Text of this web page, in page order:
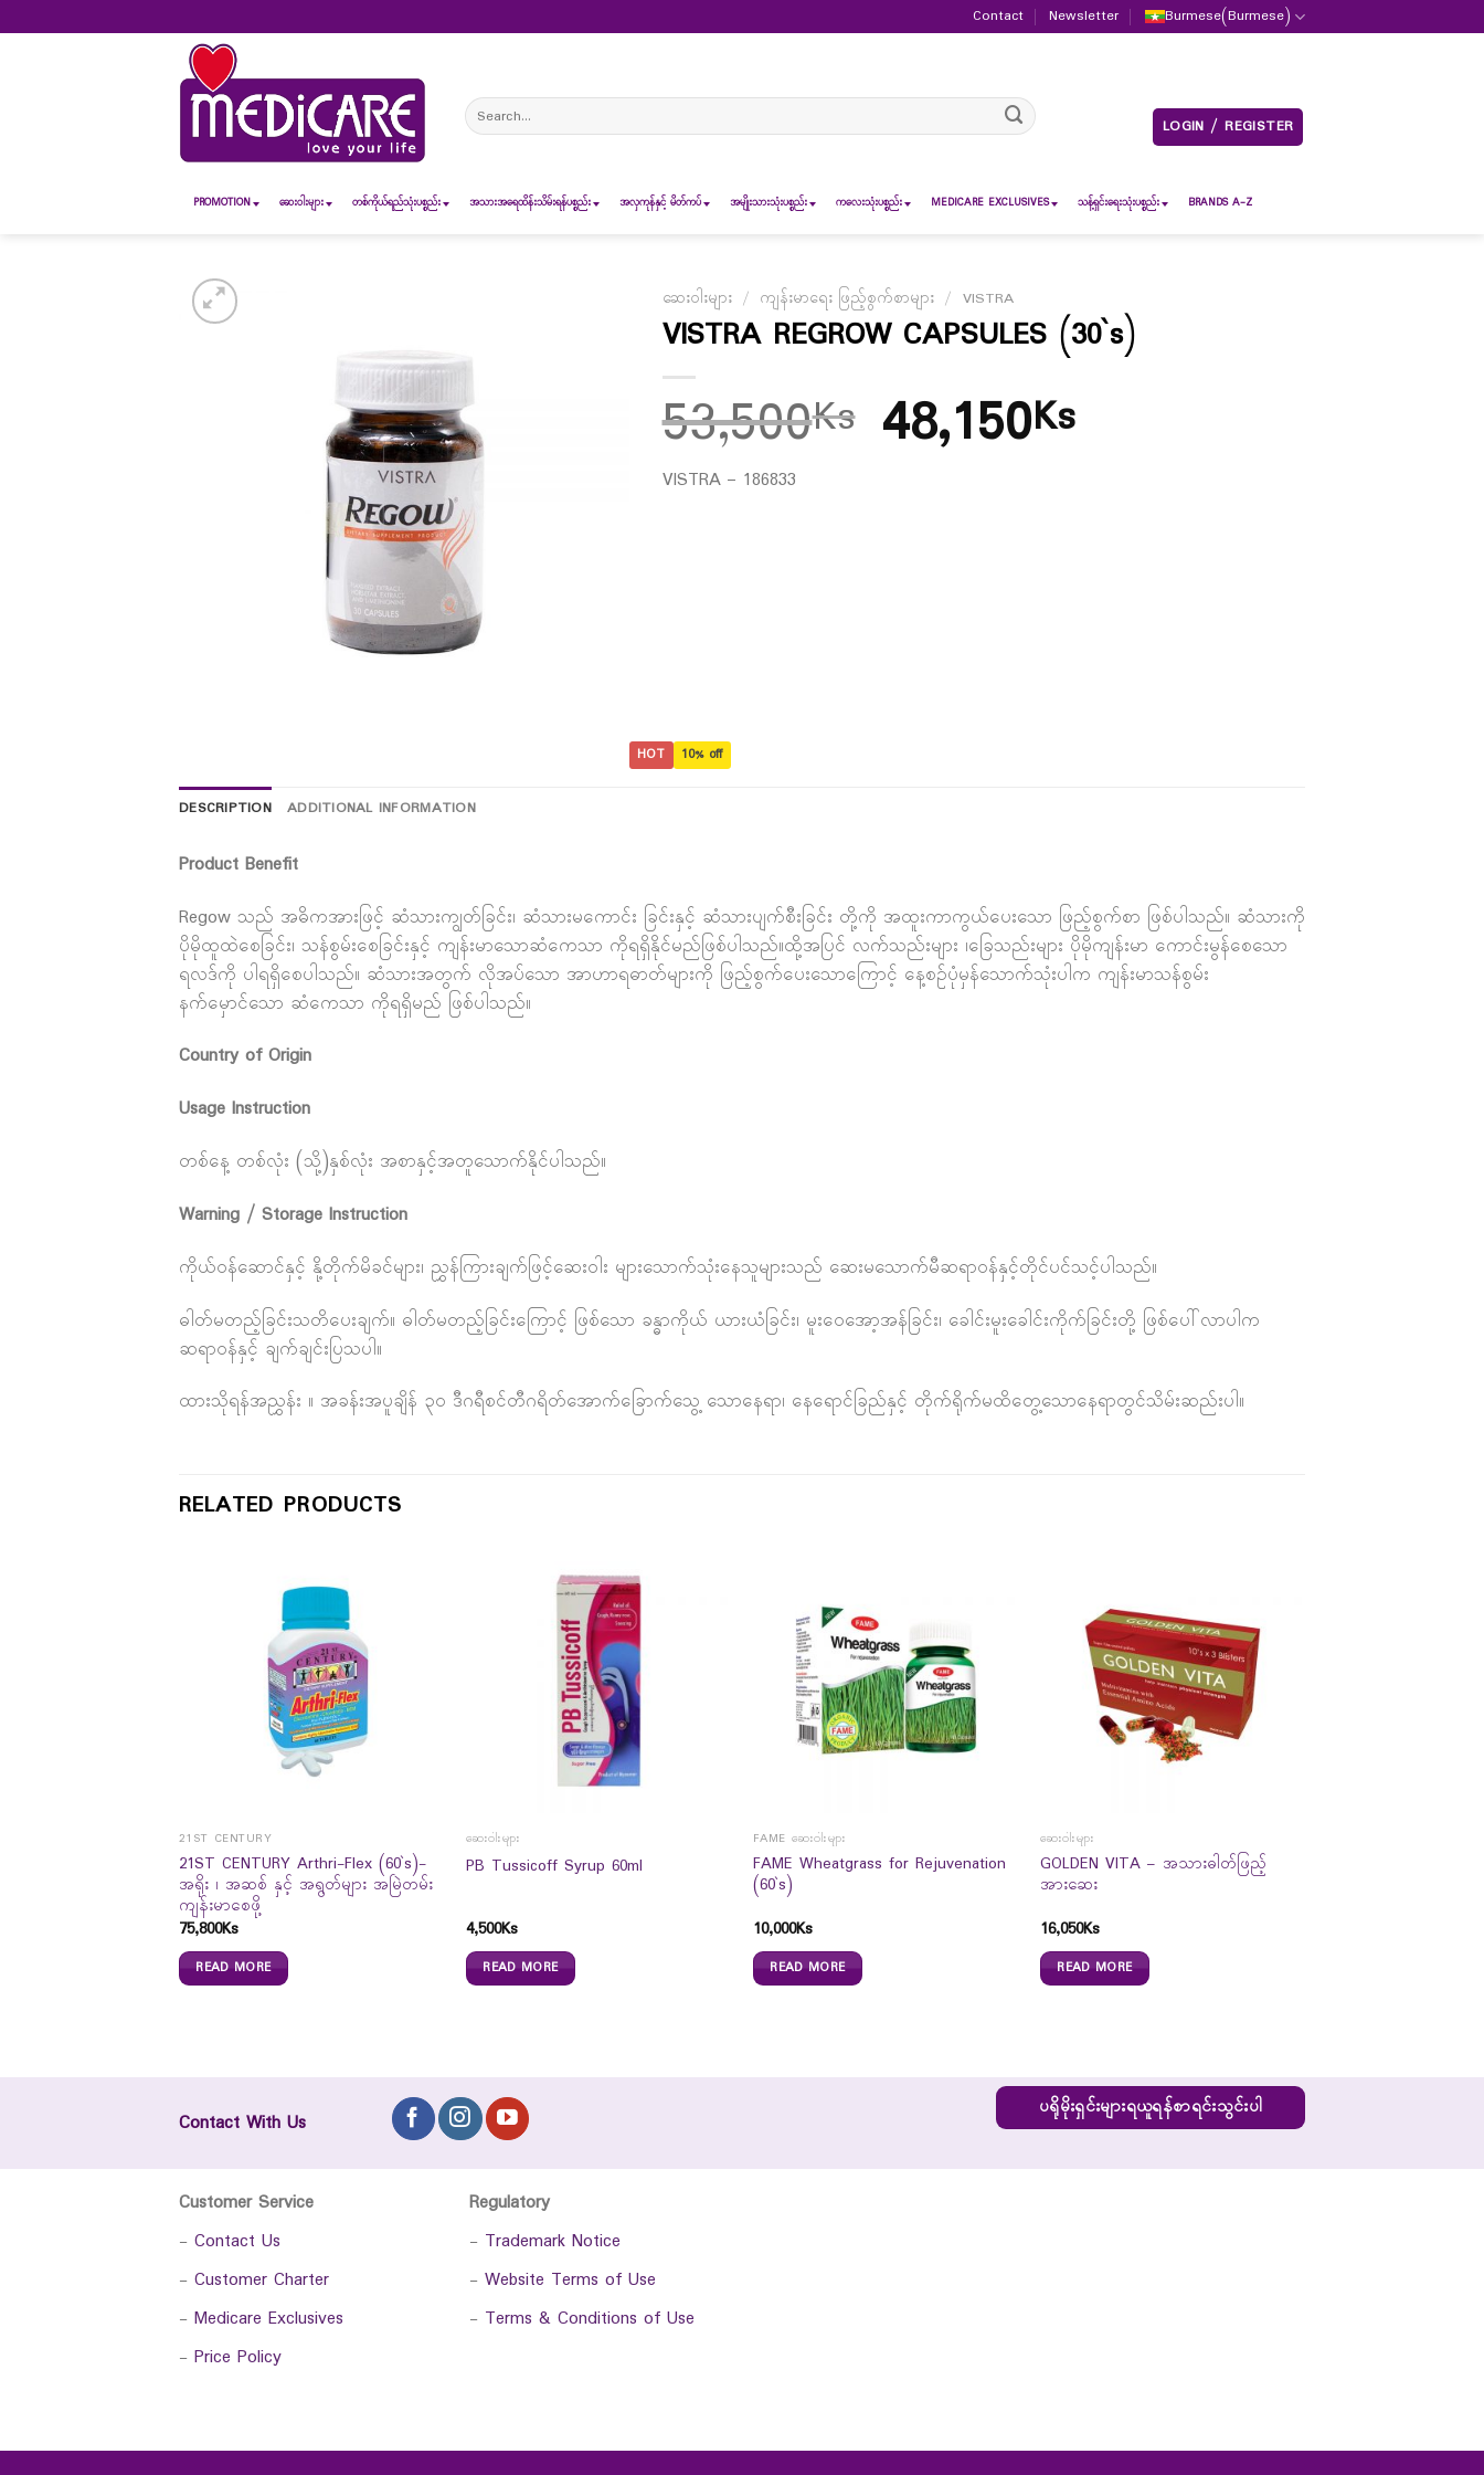
to
Contact Newsletter Burmese(Burmese)
Search
for:
LOGIN / REGISTER
PROMOTION ဆေး၀ါးများ တစ်ကိုယ်ရည်သုံးပစ္စည်း အသားအရေထိန်းသိမ်းရန်ပစ္စည်း အလှကုန်နှင့် မိတ်ကပ် အမျိုးသားသုံးပစ္စည်း ကလေးသုံးပစ္စည်း MEDICARE EXCLUSIVES သန့်ရှင်းရေးသုံးပစ္စည်း BRANDS A-Z
HOT 10% off
ဆေးဝါးများ / ကျန်းမာရေး ဖြည့်စွက်စာများ / VISTRA
VISTRA REGROW CAPSULES (30`s)
53,500Ks 48,150Ks
VISTRA – 186833
DESCRIPTION ADDITIONAL INFORMATION
Product Benefit
Regow သည် အဓိကအားဖြင့် ဆံသားကျွတ်ခြင်း၊ ဆံသားမကောင်း ခြင်းနှင့် ဆံသားပျက်စီးခြင်း တို့ကို အထူးကာကွယ်ပေးသော ဖြည့်စွက်စာ ဖြစ်ပါသည်။ ဆံသားကို
ပိုမိုထူထဲစေခြင်း၊ သန်စွမ်းစေခြင်းနှင့် ကျန်းမာသောဆံကေသာ ကိုရရှိနိုင်မည်ဖြစ်ပါသည်။ထို့အပြင် လက်သည်းများ ၊ခြေသည်းများ ပိုမိုကျန်းမာ ကောင်းမွန်စေသော
ရလဒ်ကို ပါရရှိစေပါသည်။ ဆံသားအတွက် လိုအပ်သော အာဟာရဓာတ်များကို ဖြည့်စွက်ပေးသောကြောင့် နေ့စဥ်ပုံမှန်သောက်သုံးပါက ကျန်းမာသန်စွမ်း
နက်မှောင်သော ဆံကေသာ ကိုရရှိမည် ဖြစ်ပါသည်။
Country of Origin
Usage Instruction
တစ်နေ့ တစ်လုံး (သို့)နှစ်လုံး အစာနှင့်အတူသောက်နိုင်ပါသည်။
Warning / Storage Instruction
ကိုယ်ဝန်ဆောင်နှင့် နို့တိုက်မိခင်များ၊ ညွှန်ကြားချက်ဖြင့်ဆေးဝါး များသောက်သုံးနေသူများသည် ဆေးမသောက်မီဆရာဝန်နှင့်တိုင်ပင်သင့်ပါသည်။
ဓါတ်မတည့်ခြင်းသတိပေးချက်။ ဓါတ်မတည့်ခြင်းကြောင့် ဖြစ်သော ခန္ဓာကိုယ် ယားယံခြင်း၊ မူးဝေအော့အန်ခြင်း၊ ခေါင်းမူးခေါင်းကိုက်ခြင်းတို့ ဖြစ်ပေါ်လာပါက
ဆရာဝန်နှင့် ချက်ချင်းပြသပါ။
ထားသိုရန်အညွှန်း ။ အခန်းအပူချိန် ၃၀ ဒီဂရီစင်တီဂရိတ်အောက်ခြောက်သွေ့ သောနေရာ၊ နေရောင်ခြည်နှင့် တိုက်ရိုက်မထိတွေ့သောနေရာတွင်သိမ်းဆည်းပါ။
RELATED PRODUCTS
21ST CENTURY
21ST CENTURY Arthri-Flex (60`s)-
အရိုး ၊ အဆစ် နှင့် အရွတ်များ အမြဲတမ်း
ကျန်းမာစေဖို့
75,800Ks
READ MORE
ဆေးဝါးများ
PB Tussicoff Syrup 60ml
4,500Ks
READ MORE
FAME ဆေးဝါးများ
FAME Wheatgrass for Rejuvenation
(60`s)
10,000Ks
READ MORE
ဆေးဝါးများ
GOLDEN VITA – အသားဓါတ်ဖြည့်
အားဆေး
16,050Ks
READ MORE
Contact With Us
ပရိုမိုးရှင်းများရယူရန်စာရင်းသွင်းပါ
Customer Service
- Contact Us
- Customer Charter
- Medicare Exclusives
- Price Policy
Regulatory
- Trademark Notice
- Website Terms of Use
- Terms & Conditions of Use